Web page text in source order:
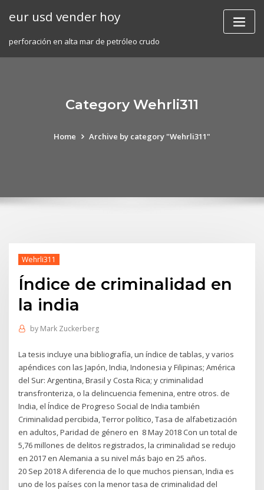
eur usd vender hoy
perforación en alta mar de petróleo crudo
Category Wehrli311
Home Archive by category "Wehrli311"
Wehrli311
Índice de criminalidad en
la india
by Mark Zuckerberg
La tesis incluye una bibliografía, un índice de tablas, y varios
apéndices con las Japón, India, Indonesia y Filipinas; América
del Sur: Argentina, Brasil y Costa Rica; y criminalidad
transfronteriza, o la delincuencia femenina, entre otros. de
India, el Índice de Progreso Social de India también
Criminalidad percibida, Terror político, Tasa de alfabetización
en adultos, Paridad de género en 8 May 2018 Con un total de
5,76 millones de delitos registrados, la criminalidad se redujo
en 2017 en Alemania a su nivel más bajo en 25 años.
20 Sep 2018 A diferencia de lo que muchos piensan, India es
uno de los países con la menor tasa de criminalidad del